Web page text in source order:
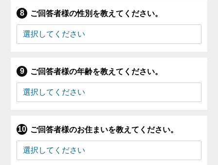
ご回答者様の性別を教えてください。
ご回答者様の年齢を教えてください。
ご回答者様のお住まいを教えてください。